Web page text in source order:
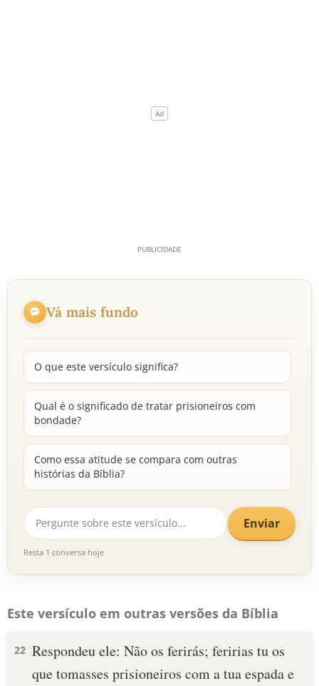
Vá mais fundo
O que este versículo significa?
Qual é o significado de tratar prisioneiros com
bondade?
Como essa atitude se compara com outras
histórias da Bíblia?
Enviar
Resta 1 conversa hoje
Este versículo em outras versões da Bíblia
22 Respondeu ele: Não os ferirás; feririas tu os
que tomasses prisioneiros com a tua espada e